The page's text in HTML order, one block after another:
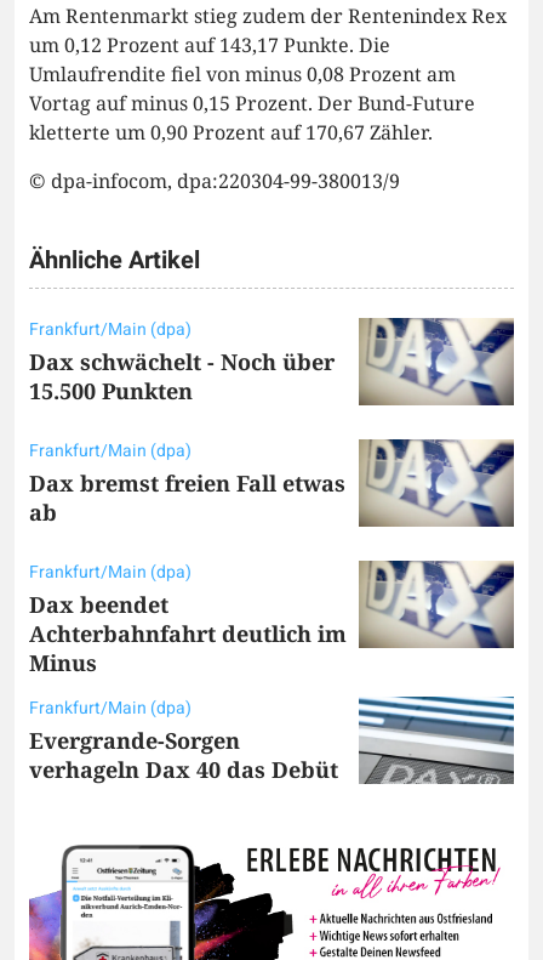
Am Rentenmarkt stieg zudem der Rentenindex Rex
um 0,12 Prozent auf 143,17 Punkte. Die
Umlaufrendite fiel von minus 0,08 Prozent am
Vortag auf minus 0,15 Prozent. Der Bund-Future
kletterte um 0,90 Prozent auf 170,67 Zähler.
© dpa-infocom, dpa:220304-99-380013/9
Ähnliche Artikel
Frankfurt/Main (dpa)
Dax schwächelt - Noch über
15.500 Punkten
Frankfurt/Main (dpa)
Dax bremst freien Fall etwas
ab
Frankfurt/Main (dpa)
Dax beendet
Achterbahnfahrt deutlich im
Minus
Frankfurt/Main (dpa)
Evergrande-Sorgen
verhageln Dax 40 das Debüt